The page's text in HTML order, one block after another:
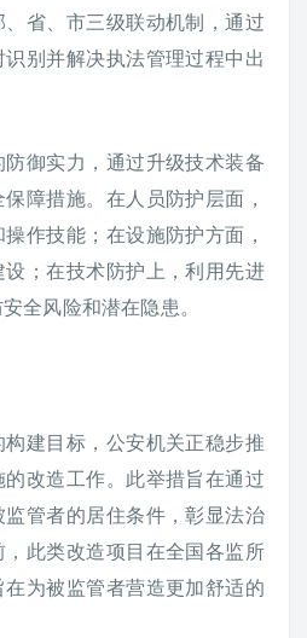
省、市三级联动机制，通过
别并解决执法管理过程中出
御实力，通过升级技术装备
障措施。在人员防护层面，
作技能；在设施防护方面，
；在技术防护上，利用先进
全风险和潜在隐患。
建目标，公安机关正稳步推
改造工作。此举措旨在通过
管者的居住条件，彰显法治
此类改造项目在全国各监所
为被监管者营造更加舒适的